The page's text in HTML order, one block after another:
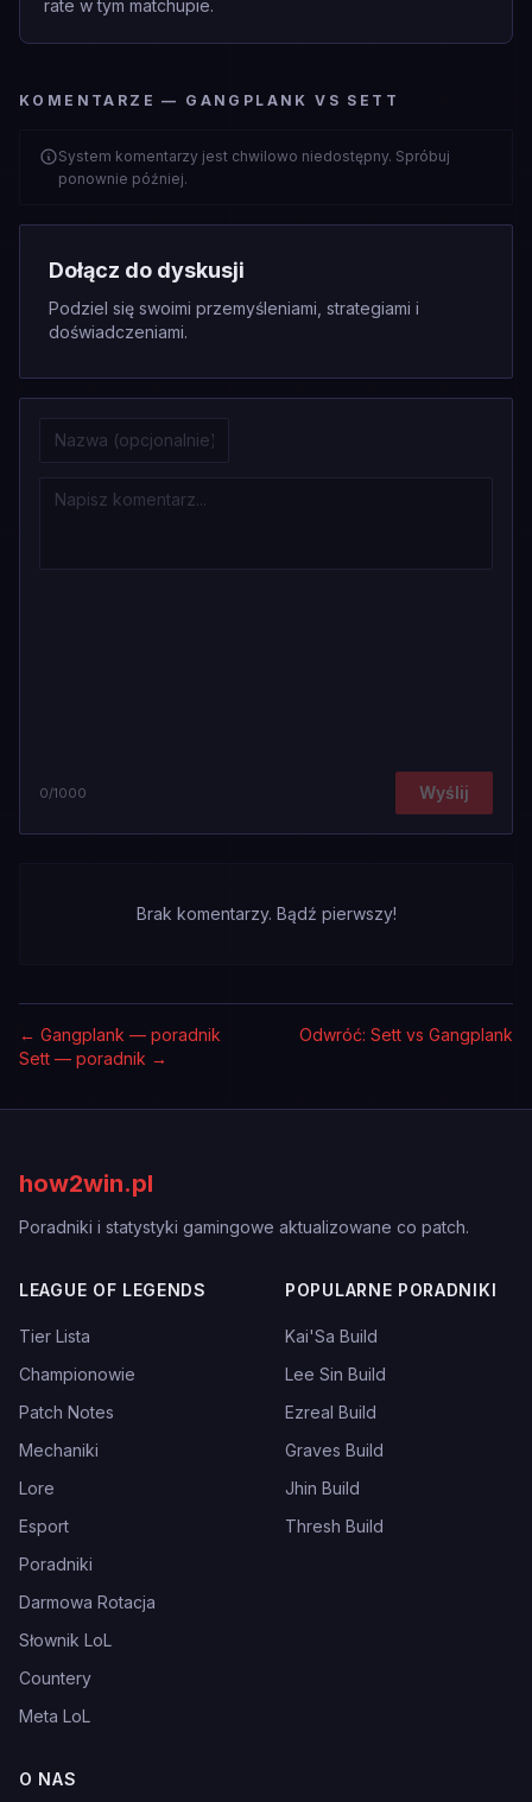
rate w tym matchupie.
KOMENTARZE — GANGPLANK VS SETT
System komentarzy jest chwilowo niedostępny. Spróbuj
ponownie później.
Dołącz do dyskusji
Podziel się swoimi przemyśleniami, strategiami i
doświadczeniami.
0/1000 Wyślij
Brak komentarzy. Bądź pierwszy!
← Gangplank — poradnik
Odwróć: Sett vs Gangplank
Sett — poradnik →
how2win.pl
Poradniki i statystyki gamingowe aktualizowane co patch.
LEAGUE OF LEGENDS
Tier Lista
Championowie
Patch Notes
Mechaniki
Lore
Esport
Poradniki
Darmowa Rotacja
Słownik LoL
Countery
Meta LoL
POPULARNE PORADNIKI
Kai'Sa Build
Lee Sin Build
Ezreal Build
Graves Build
Jhin Build
Thresh Build
O NAS